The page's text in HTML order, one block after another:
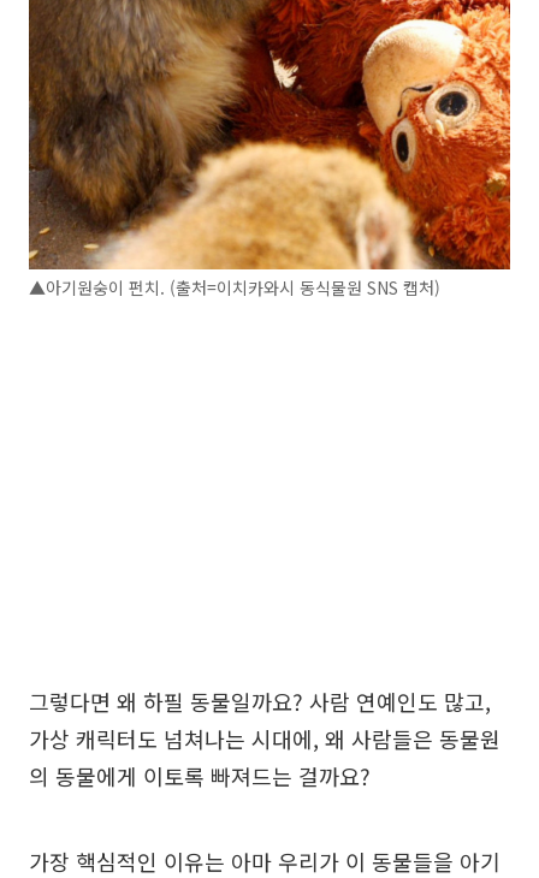
▲아기원숭이 펀치. (출처=이치카와시 동식물원 SNS 캡처)
그렇다면 왜 하필 동물일까요? 사람 연예인도 많고,
가상 캐릭터도 넘쳐나는 시대에, 왜 사람들은 동물원
의 동물에게 이토록 빠져드는 걸까요?
가장 핵심적인 이유는 아마 우리가 이 동물들을 아기